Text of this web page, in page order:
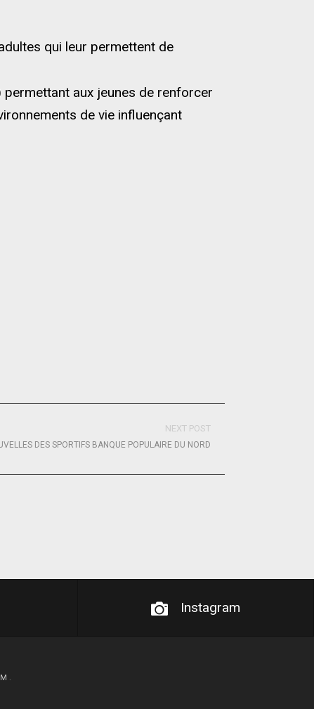
qui leur permettent de
aux jeunes de renforcer
de vie influençant
NEXT POST
DES SPORTIFS BANQUE POPULAIRE DU NORD
Instagram
.